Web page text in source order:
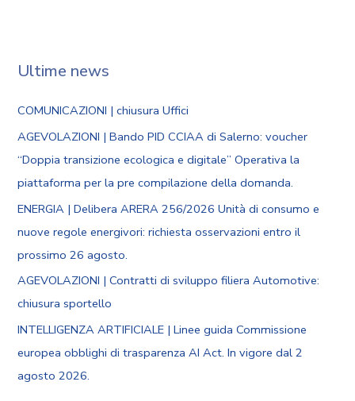
Ultime news
COMUNICAZIONI | chiusura Uffici
AGEVOLAZIONI | Bando PID CCIAA di Salerno: voucher
“Doppia transizione ecologica e digitale” Operativa la
piattaforma per la pre compilazione della domanda.
ENERGIA | Delibera ARERA 256/2026 Unità di consumo e
nuove regole energivori: richiesta osservazioni entro il
prossimo 26 agosto.
AGEVOLAZIONI | Contratti di sviluppo filiera Automotive:
chiusura sportello
INTELLIGENZA ARTIFICIALE | Linee guida Commissione
europea obblighi di trasparenza AI Act. In vigore dal 2
agosto 2026.